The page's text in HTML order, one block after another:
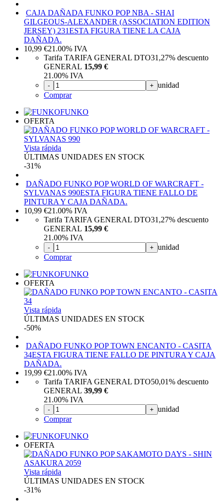
CAJA DAÑADA FUNKO POP NBA - SHAI
GILGEOUS-ALEXANDER (ASSOCIATION EDITION
JERSEY) 231ESTA FIGURA TIENE LA CAJA
DAÑADA.
10,99 €21.00% IVA
Tarifa TARIFA GENERAL DTO31,27% descuento
GENERAL 15,99 €
21.00% IVA
- + unidad
Comprar
FUNKO
OFERTA
Vista rápida
ÚLTIMAS UNIDADES EN STOCK
-31%
DAÑADO FUNKO POP WORLD OF WARCRAFT -
SYLVANAS 990ESTA FIGURA TIENE FALLO DE
PINTURA Y CAJA DAÑADA.
10,99 €21.00% IVA
Tarifa TARIFA GENERAL DTO31,27% descuento
GENERAL 15,99 €
21.00% IVA
- + unidad
Comprar
FUNKO
OFERTA
Vista rápida
ÚLTIMAS UNIDADES EN STOCK
-50%
DAÑADO FUNKO POP TOWN ENCANTO - CASITA
34ESTA FIGURA TIENE FALLO DE PINTURA Y CAJA
DAÑADA.
19,99 €21.00% IVA
Tarifa TARIFA GENERAL DTO50,01% descuento
GENERAL 39,99 €
21.00% IVA
- + unidad
Comprar
FUNKO
OFERTA
Vista rápida
ÚLTIMAS UNIDADES EN STOCK
-31%